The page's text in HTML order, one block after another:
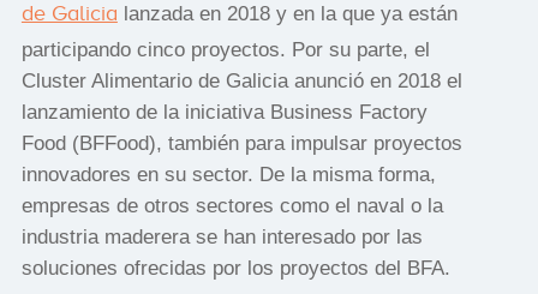
de Galicia lanzada en 2018 y en la que ya están
participando cinco proyectos. Por su parte, el
Cluster Alimentario de Galicia anunció en 2018 el
lanzamiento de la iniciativa Business Factory
Food (BFFood), también para impulsar proyectos
innovadores en su sector. De la misma forma,
empresas de otros sectores como el naval o la
industria maderera se han interesado por las
soluciones ofrecidas por los proyectos del BFA.